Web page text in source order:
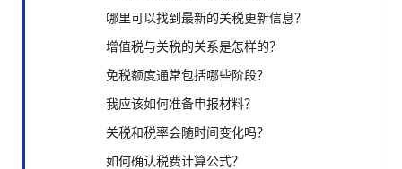
哪里可以找到最新的关税更新信息？
增值税与关税的关系是怎样的？
免税额度通常包括哪些阶段？
我应该如何准备申报材料？
关税和税率会随时间变化吗？
如何确认税费计算公式？